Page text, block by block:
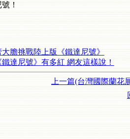
！
膽挑戰陸上版《鐵達尼號》
達尼號》有多紅 網友這樣說！
上一篇(台灣國際蘭花